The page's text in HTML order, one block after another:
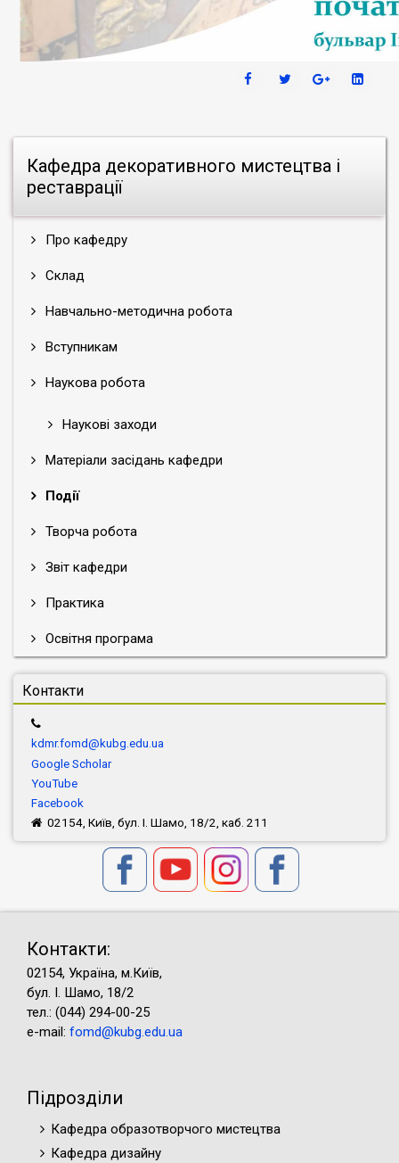
Кафедра декоративного мистецтва і
реставрації
Про кафедру
Склад
Навчально-методична робота
Вступникам
Наукова робота
Наукові заходи
Матеріали засідань кафедри
Події
Творча робота
Звіт кафедри
Практика
Освітня програма
Контакти
kdmr.fomd@kubg.edu.ua
Google Scholar
YouTube
Facebook
02154, Київ, бул. І. Шамо, 18/2, каб. 211
Контакти:
02154, Україна, м.Київ,
бул. І. Шамо, 18/2
тел.: (044) 294-00-25
e-mail: fomd@kubg.edu.ua
Підрозділи
Кафедра образотворчого мистецтва
Кафедра дизайну